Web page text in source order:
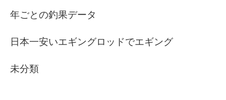
年ごとの釣果データ
日本一安いエギングロッドでエギング
未分類